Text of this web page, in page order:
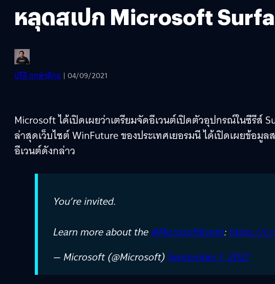
หลุดสเปก Microsoft
ปรีดี ฤกษ์วลีกุล | 04/09/2021
Microsoft ได้เปิดเผยว่าเตรียมจัดอีเวนต์เปิดตัวอุปกรณ์ในซีรีส์
ล่าสุดเว็บไซต์ WinFuture ของประเทศเยอรมนี ได้เปิดเผยข้อมู
อีเวนต์ดังกล่าว
You’re invited.
Learn more about the#MicrosoftEvent:https://
— Microsoft (@Microsoft)September 1, 2021